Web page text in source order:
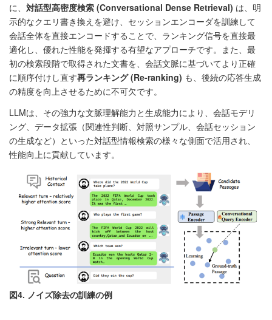
に、 対話型高密度検索 (Conversational Dense Retrieval) は、明
示的なクエリ書き換えを避け、セッションエンコーダを訓練して
会話全体を直接エンコードすることで、ランキング信号を直接最
適化し、優れた性能を発揮する有望なアプローチです。また、最
初の検索段階で取得された文書を、会話文脈に基づいてより正確
に順序付けし直す再ランキング (Re-ranking) も、後続の応答生成
の精度を向上させるために不可欠です。
LLMは、その強力な文脈理解能力と生成能力により、会話モデリ
ング、データ拡張（関連性判断、対照サンプル、会話セッション
の生成など）といった対話型情報検索の様々な側面で活用され、
性能向上に貢献しています。
図4. ノイズ除去の訓練の例